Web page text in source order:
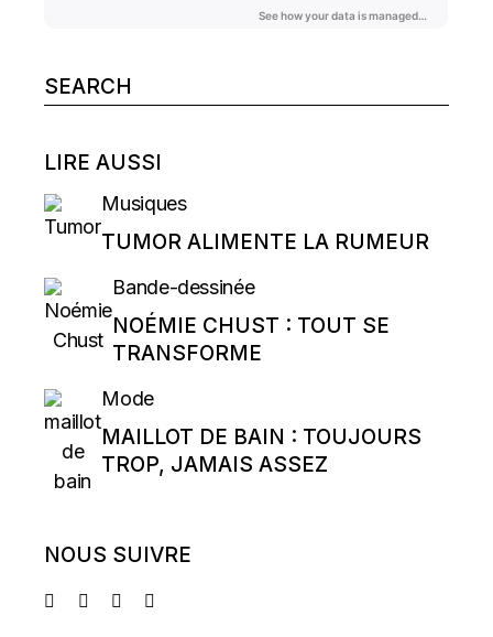
Search
for:
LIRE AUSSI
Musiques
TUMOR ALIMENTE LA RUMEUR
Bande-dessinée
NOÉMIE CHUST : TOUT SE
TRANSFORME
Mode
MAILLOT DE BAIN : TOUJOURS
TROP, JAMAIS ASSEZ
NOUS SUIVRE